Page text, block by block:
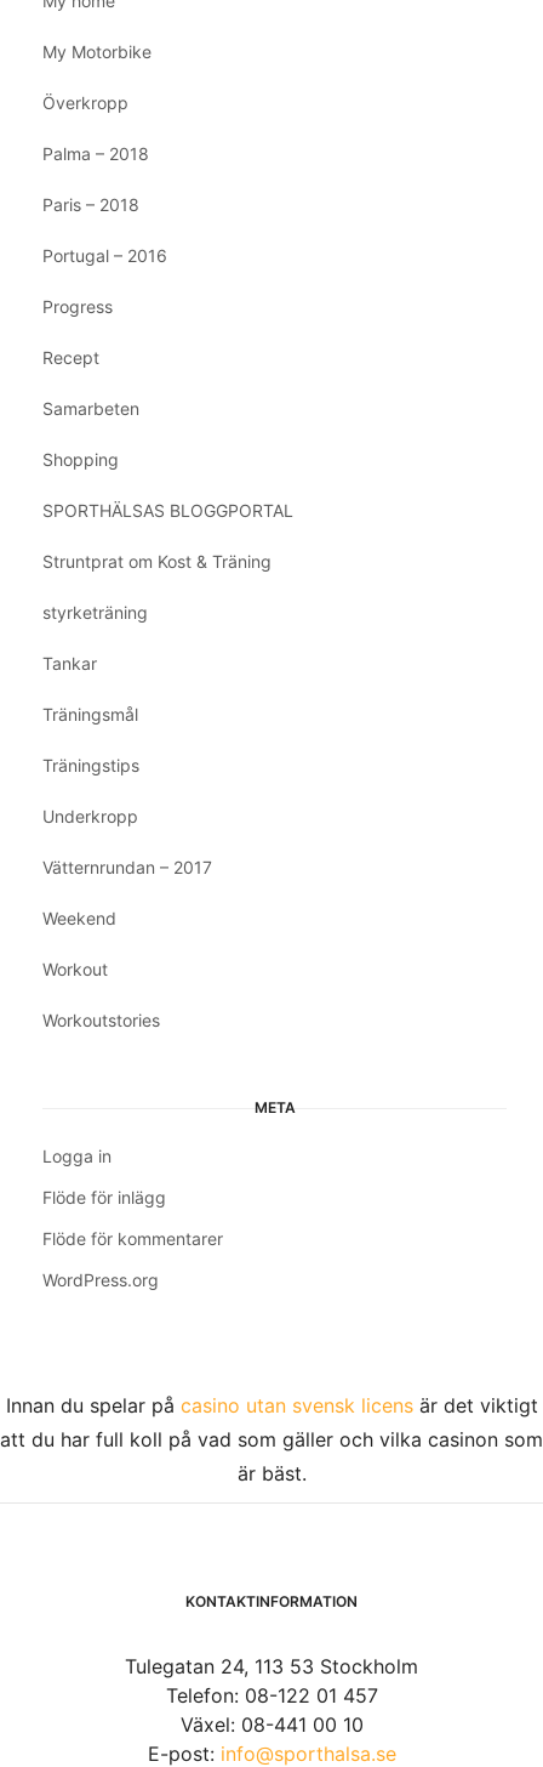
My Motorbike
Överkropp
Palma – 2018
Paris – 2018
Portugal – 2016
Progress
Recept
Samarbeten
Shopping
SPORTHÄLSAS BLOGGPORTAL
Struntprat om Kost & Träning
styrketräning
Tankar
Träningsmål
Träningstips
Underkropp
Vätternrundan – 2017
Weekend
Workout
Workoutstories
META
Logga in
Flöde för inlägg
Flöde för kommentarer
WordPress.org
Innan du spelar på casino utan svensk licensär det viktigt
att du har full koll på vad som gäller och vilka casinon som
är bäst.
KONTAKTINFORMATION
Tulegatan 24, 113 53 Stockholm
Telefon: 08-122 01 457
Växel: 08-441 00 10
E-post: info@sporthalsa.se